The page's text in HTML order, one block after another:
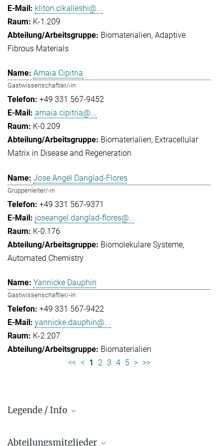
kliton.cikalleshi@...
K-1.209
Biomaterialien Adaptive
Fibrous Materials
Amaia Cipitria
Gastwissenschaftler/-in
+49 331 567-9452
amaia.cipitria@...
K-0.209
Biomaterialien Extracellular
Matrix in Disease and Regeneration
Jose Angél Danglad-Flores
Gruppenleiter/-in
+49 331 567-9371
joseangel.danglad-flores@...
K-0.176
Biomolekulare Systeme
Automated Chemistry
Yannicke Dauphin
Gastwissenschaftler/-in
+49 331 567-9422
yannicke.dauphin@...
K-2.207
Biomaterialien
<< < 1 2 3 4 5 > >>
Legende / Info
Abteilungsmitglieder